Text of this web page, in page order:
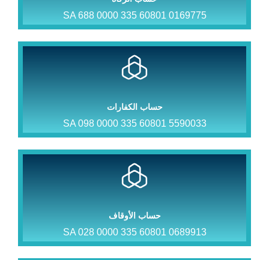
SA 688 0000 335 60801 0169775
حساب الكفارات
SA 098 0000 335 60801 5590033
حساب الأوقاف
SA 028 0000 335 60801 0689913